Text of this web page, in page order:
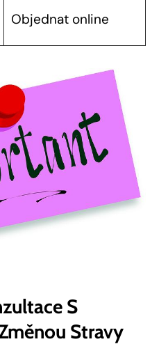
Objednat⁣ online
S
Stravy